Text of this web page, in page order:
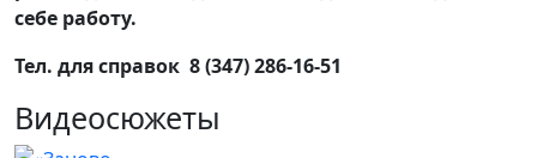
себе работу.
Тел. для справок 8 (347) 286-16-51
Видеосюжеты